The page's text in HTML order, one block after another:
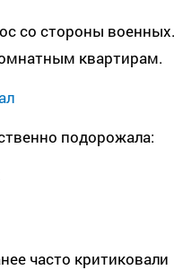
со стороны
квартирам.
подорожала:
часто критиковали